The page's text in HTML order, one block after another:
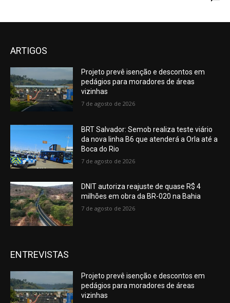
ARTIGOS
Projeto prevê isenção e descontos em
pedágios para moradores de áreas
vizinhas
7 de agosto de 2026
BRT Salvador: Semob realiza teste viário
da nova linha B6 que atenderá a Orla até a
Boca do Rio
7 de agosto de 2026
DNIT autoriza reajuste de quase R$ 4
milhões em obra da BR-020 na Bahia
7 de agosto de 2026
ENTREVISTAS
Projeto prevê isenção e descontos em
pedágios para moradores de áreas
vizinhas